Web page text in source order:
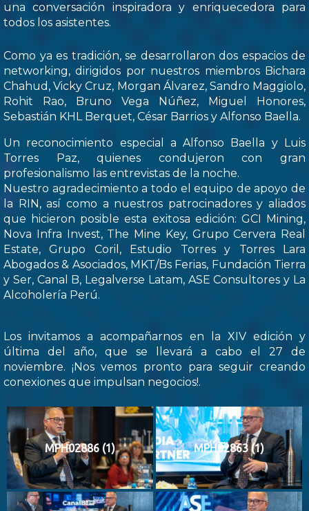
una conversación inspiradora y enriquecedora para
todos los asistentes.
Como ya es tradición, se desarrollaron dos espacios de
networking, dirigidos por nuestros miembros Bichara
Chahud, Vicky Cruz, Morgan Álvarez, Sandro Maggiolo,
Rohit Rao, Bruno Vega Núñez, Miguel Honores,
Sebastián KHL Berquet, César Barrios y Alfonso Baella.
Un reconocimiento especial a Alfonso Baella y Luis
Torres Paz, quienes condujeron con gran
profesionalismo las entrevistas de la noche.
Nuestro agradecimiento a todo el equipo de apoyo de
la RIN, así como a nuestros patrocinadores y aliados
que hicieron posible esta exitosa edición: GCI Mining,
Nova Infra Invest, The Mine Key, Grupo Cervera Real
Estate, Grupo Coril, Estudio Torres y Torres Lara
Abogados & Asociados, MKT/Bs Ferias, Fundación Tierra
y Ser, Canal B, Legalverse Latam, ASE Consultores y La
Alcoholería Perú.
Los invitamos a acompañarnos en la XIV edición y
última del año, que se llevará a cabo el 27 de
noviembre. ¡Nos vemos pronto para seguir creando
conexiones que impulsan negocios!.
MPH02886 (1) MPH02863 (1)